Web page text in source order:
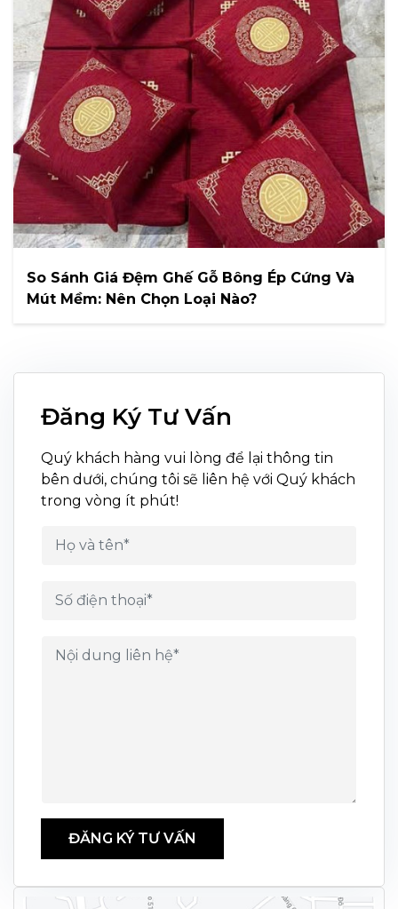
So Sánh Giá Đệm Ghế Gỗ Bông Ép Cứng Và
Mút Mềm: Nên Chọn Loại Nào?
Đăng Ký Tư Vấn
Quý khách hàng vui lòng để lại thông tin
bên dưới, chúng tôi sẽ liên hệ với Quý khách
trong vòng ít phút!
ĐĂNG KÝ TƯ VẤN